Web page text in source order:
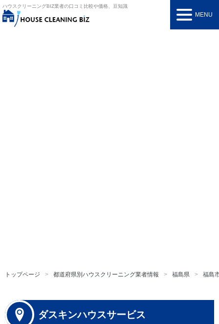
ハウスクリーニングBIZ業者の口コミ比較や価格、豆知識
MENU
トップページ 都道府県別ハウスクリーニング業者情報 福島県 福島
ダスキンハウスサービス